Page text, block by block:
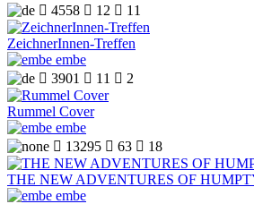
 4558  12  11
ZeichnerInnen-Treffen
embe
 3901  11  2
Rummel Cover
embe
 13295  63  18
THE NEW ADVENTURES OF
embe